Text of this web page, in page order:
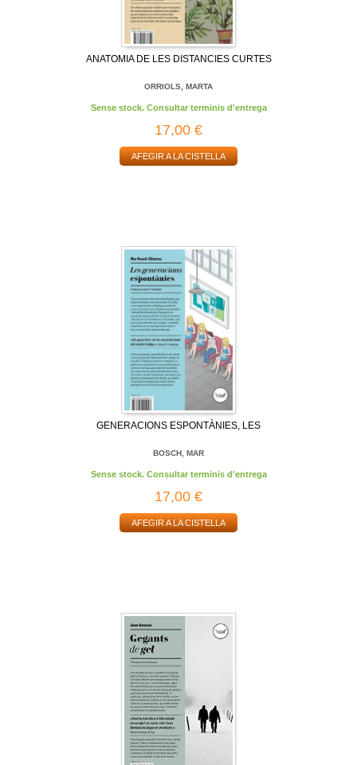
ANATOMIA DE LES DISTANCIES CURTES
ORRIOLS, MARTA
Sense stock. Consultar terminis d'entrega
17,00 €
AFEGIR A LA CISTELLA
GENERACIONS ESPONTÀNIES, LES
BOSCH, MAR
Sense stock. Consultar terminis d'entrega
17,00 €
AFEGIR A LA CISTELLA